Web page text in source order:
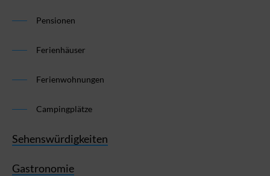
Pensionen
Ferienhäuser
Ferienwohnungen
Campingplätze
Sehenswürdigkeiten
Gastronomie